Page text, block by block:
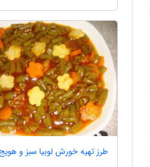
طرز تهیه خورش لوبیا سبز و